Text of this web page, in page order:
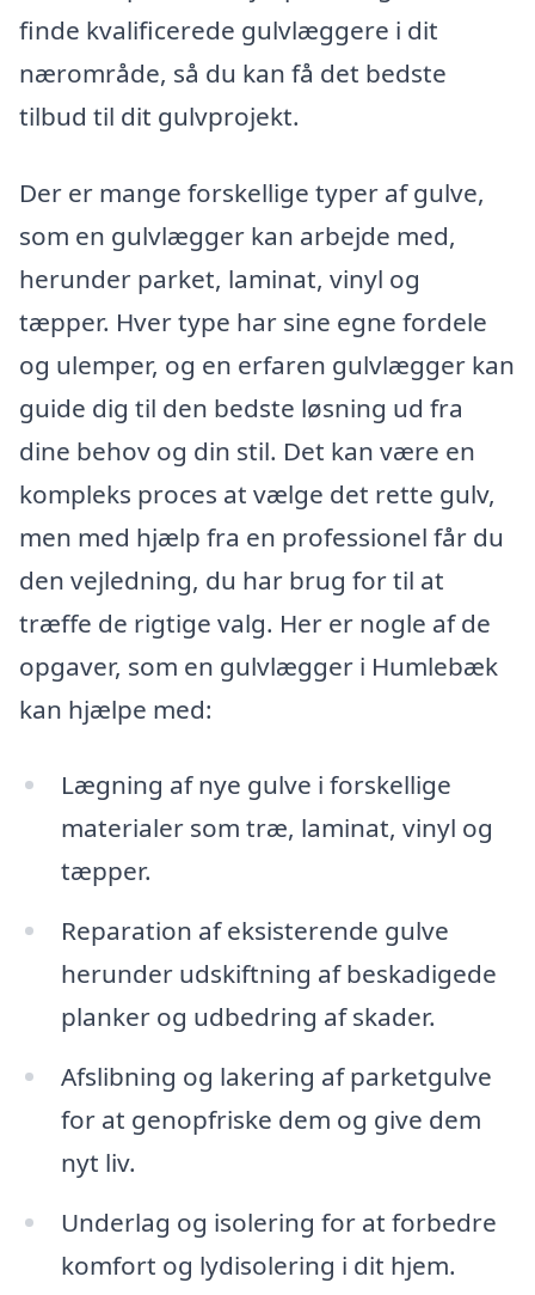
finde kvalificerede gulvlæggere i dit
nærområde, så du kan få det bedste
tilbud til dit gulvprojekt.
Der er mange forskellige typer af gulve,
som en gulvlægger kan arbejde med,
herunder parket, laminat, vinyl og
tæpper. Hver type har sine egne fordele
og ulemper, og en erfaren gulvlægger kan
guide dig til den bedste løsning ud fra
dine behov og din stil. Det kan være en
kompleks proces at vælge det rette gulv,
men med hjælp fra en professionel får du
den vejledning, du har brug for til at
træffe de rigtige valg. Her er nogle af de
opgaver, som en gulvlægger i Humlebæk
kan hjælpe med:
Lægning af nye gulve i forskellige
materialer som træ, laminat, vinyl og
tæpper.
Reparation af eksisterende gulve
herunder udskiftning af beskadigede
planker og udbedring af skader.
Afslibning og lakering af parketgulve
for at genopfriske dem og give dem
nyt liv.
Underlag og isolering for at forbedre
komfort og lydisolering i dit hjem.